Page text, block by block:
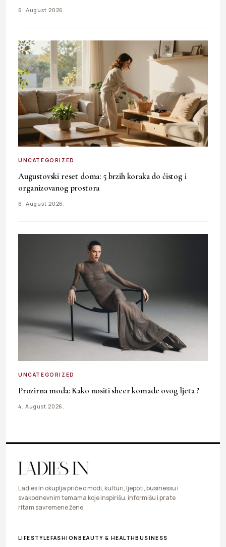
6. August 2026.
UNCATEGORIZED
Augustovski reset doma: 5 brzih koraka do čistog i
organizovanog prostora
6. August 2026.
UNCATEGORIZED
Prozirna moda: Kako nositi sheer komade ovog ljeta ?
4. August 2026.
Ladies In okuplja priče o modi, kulturi, ljepoti, businessu i
svakodnevnim temama koje inspirišu, informišu i prate
ritam savremene žene.
LIFESTYLEFASHIONBEAUTY & HEALTHBUSINESS